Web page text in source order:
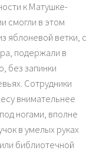
к Матушке-
смогли в этом
яблоневой ветки, с
подержали в
без запинки
Сотрудники
внимательнее
ногами, вполне
в умелых руках
библиотечной